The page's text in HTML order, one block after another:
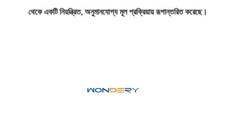
থেকে একটি নিয়ন্ত্রিত, অনুমানযোগ্য মূল প্রক্রিয়ায় রূপান্তরিত করেছে।